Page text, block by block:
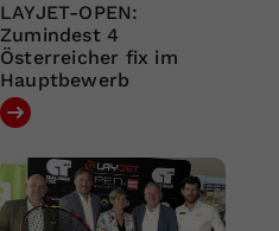
LAYJET-OPEN:
Zumindest 4
Österreicher fix im
Hauptbewerb